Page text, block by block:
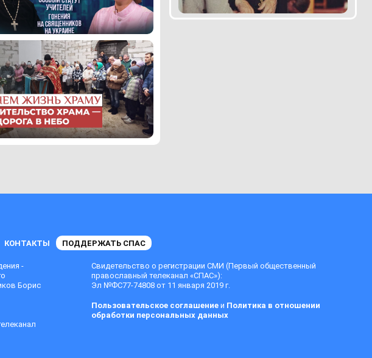
КОНТАКТЫ ПОДДЕРЖАТЬ СПАС
-
Борис
Свидетельство о регистрации СМИ (Первый общественный
православный телеканал «СПАС»):
Эл №ФС77-74808 от 11 января 2019 г.
Пользовательское соглашениеи Политика в отношении
обработки персональных данных